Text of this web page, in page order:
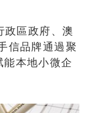
區政府、澳
信品牌通過聚
本地小微企